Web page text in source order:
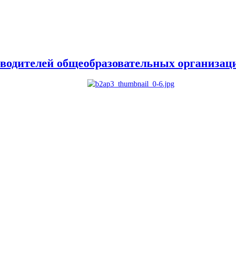
общеобразовательных